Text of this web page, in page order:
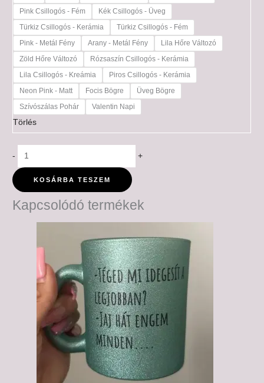
Pink Csillogós - Fém
Kék Csillogós - Üveg
Türkiz Csillogós - Kerámia
Türkiz Csillogós - Fém
Pink - Metál Fény
Arany - Metál Fény
Lila Hőre Változó
Zöld Hőre Változó
Rózsaszín Csillogós - Kerámia
Lila Csillogós - Kreámia
Piros Csillogós - Kerámia
Neon Pink - Matt
Focis Bögre
Üveg Bögre
Szívószálas Pohár
Valentin Napi
Törlés
- +
KOSÁRBA TESZEM
Kapcsolódó termékek
-
6,500 Ft